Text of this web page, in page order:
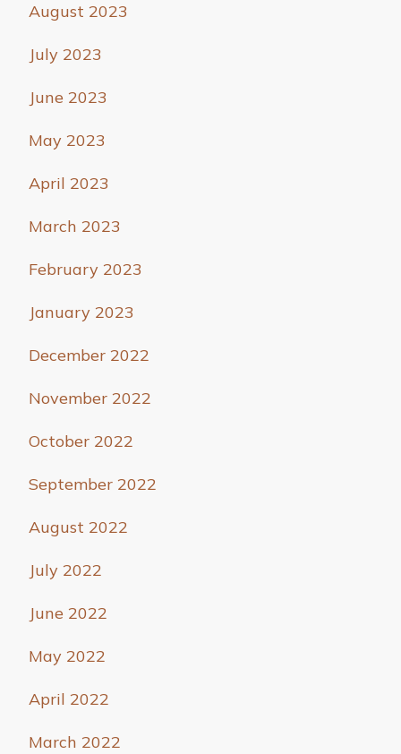
August 2023
July 2023
June 2023
May 2023
April 2023
March 2023
February 2023
January 2023
December 2022
November 2022
October 2022
September 2022
August 2022
July 2022
June 2022
May 2022
April 2022
March 2022